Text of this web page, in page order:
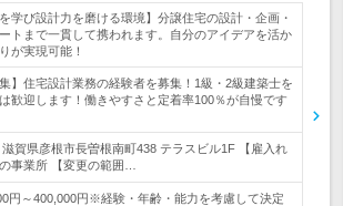
を学び設計力を磨ける環境】分譲住宅の設計・企画・
トまで一貫して携われます。自分のアイデアを活か
が実現可能！
集】住宅設計業務の経験者を募集！1級・2級建築士を
歓迎します！働きやすさと定着率100％が自慢です
滋賀県彦根市長曽根南町438 テラスビル1F 【雇入れ
事業所 【変更の範囲…
円～400,000円※経験・年齢・能力を考慮して決定